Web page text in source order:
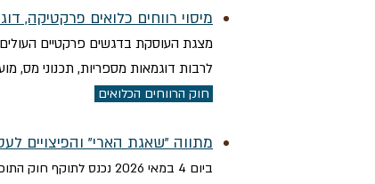
מיסוי רווחים כלואים פרקטיקה,
לרבות דוגמאות מספריות, תכנוני מס,
חוק הרווחים הכלואים
מתווה "שאגת הארי" והפיצויים